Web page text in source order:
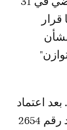
قرار
الأمن الدولي رقم 2602 بشأن
اعتماد
قرار مجلس الأمن الدولي الجديد رقم 2654